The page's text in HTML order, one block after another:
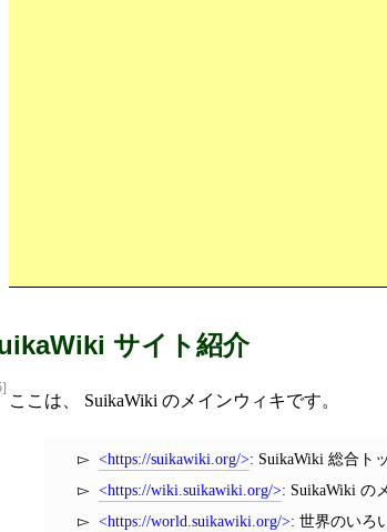
サイト紹介
ここは、 SuikaWiki のメインウィキです。
https://suikawiki.org/ : SuikaWiki 総合ト
https://wiki.suikawiki.org/ : SuikaWiki の
https://world.suikawiki.org/ :世界のいろ